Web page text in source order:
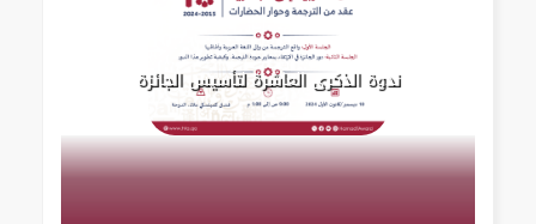
ندوة الذكرى العاشرة لتأسيس الجائزة